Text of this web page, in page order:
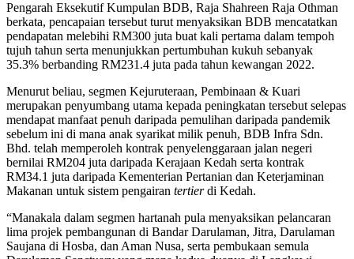
Pengarah Eksekutif Kumpulan BDB, Raja Shahreen Raja Othman
berkata, pencapaian tersebut turut menyaksikan BDB mencatatkan
pendapatan melebihi RM300 juta buat kali pertama dalam tempoh
tujuh tahun serta menunjukkan pertumbuhan kukuh sebanyak
35.3% berbanding RM231.4 juta pada tahun kewangan 2022.
Menurut beliau, segmen Kejuruteraan, Pembinaan & Kuari
merupakan penyumbang utama kepada peningkatan tersebut selepas
mendapat manfaat penuh daripada pemulihan daripada pandemik
sebelum ini di mana anak syarikat milik penuh, BDB Infra Sdn.
Bhd. telah memperoleh kontrak penyelenggaraan jalan negeri
bernilai RM204 juta daripada Kerajaan Kedah serta kontrak
RM34.1 juta daripada Kementerian Pertanian dan Keterjaminan
Makanan untuk sistem pengairan tertierdi Kedah.
“Manakala dalam segmen hartanah pula menyaksikan pelancaran
lima projek pembangunan di Bandar Darulaman, Jitra, Darulaman
Saujana di Hosba, dan Aman Nusa, serta pembukaan semula